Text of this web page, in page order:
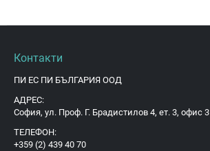
Контакти
ПИ ЕС ПИ БЪЛГАРИЯ ООД
АДРЕС:
София, ул. Проф. Г. Брадистилов 4, ет. 3, офис 3
ТЕЛЕФОН:
+359 (2) 439 40 70